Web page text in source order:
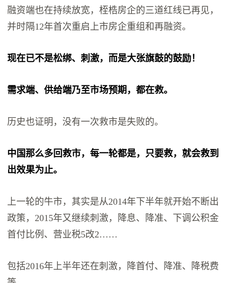
融资端也在持续放宽，桎梏房企的三道红线已再见，
并时隔12年首次重启上市房企重组和再融资。
现在已不是松绑、刺激，而是大张旗鼓的鼓励！
需求端、供给端乃至市场预期，都在救。
历史也证明，没有一次救市是失败的。
中国那么多回救市，每一轮都是，只要救，就会救到
出效果为止。
上一轮的牛市，其实是从2014年下半年就开始不断出
政策，2015年又继续刺激，降息、降准、下调公积金
首付比例、营业税5改2……
包括2016年上半年还在刺激，降首付、降准、降税费